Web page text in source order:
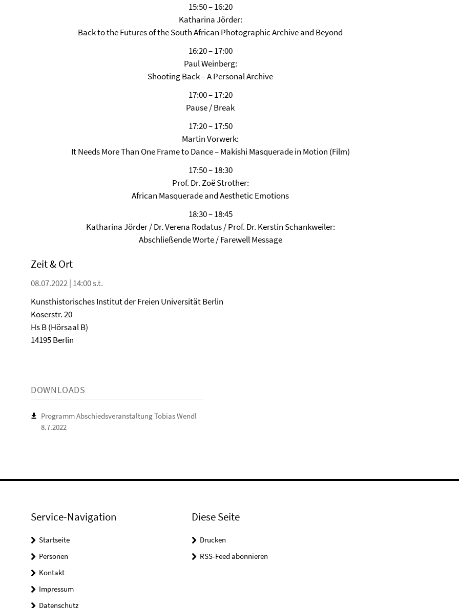
15:50 – 16:20
Katharina Jörder:
Back to the Futures of the South African Photographic Archive and Beyond
16:20 – 17:00
Paul Weinberg:
Shooting Back – A Personal Archive
17:00 – 17:20
Pause / Break
17:20 – 17:50
Martin Vorwerk:
It Needs More Than One Frame to Dance – Makishi Masquerade in Motion (Film)
17:50 – 18:30
Prof. Dr. Zoë Strother:
African Masquerade and Aesthetic Emotions
18:30 – 18:45
Katharina Jörder / Dr. Verena Rodatus / Prof. Dr. Kerstin Schankweiler:
Abschließende Worte / Farewell Message
Zeit & Ort
08.07.2022 | 14:00 s.t.
Kunsthistorisches Institut der Freien Universität Berlin
Koserstr. 20
Hs B (Hörsaal B)
14195 Berlin
DOWNLOADS
Programm Abschiedsveranstaltung Tobias Wendl
8.7.2022
Service-Navigation
Startseite
Personen
Kontakt
Impressum
Datenschutz
Diese Seite
Drucken
RSS-Feed abonnieren